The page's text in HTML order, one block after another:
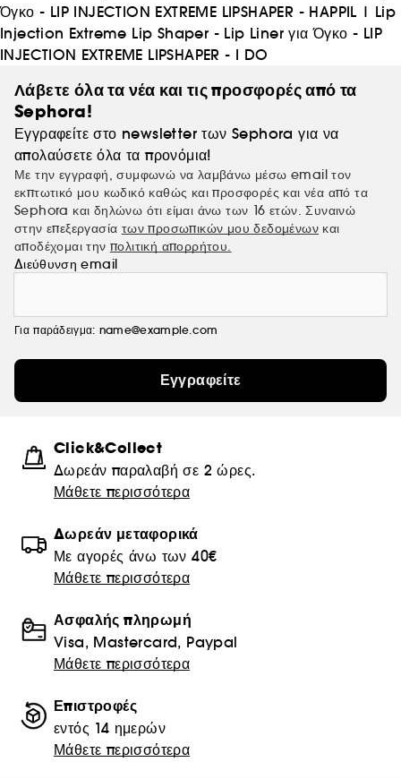
Όγκο - LIP INJECTION EXTREME LIPSHAPER - HAPPIL | Lip
Injection Extreme Lip Shaper - Lip Liner για Όγκο - LIP
INJECTION EXTREME LIPSHAPER - I DO
Λάβετε όλα τα νέα και τις προσφορές από τα
Sephora!
Εγγραφείτε στο newsletter των Sephora για να
απολαύσετε όλα τα προνόμια!
Με την εγγραφή, συμφωνώ να λαμβάνω μέσω email τον
εκπτωτικό μου κωδικό καθώς και προσφορές και νέα από τα
Sephora και δηλώνω ότι είμαι άνω των 16 ετών. Συναινώ
στην επεξεργασία των προσωπικών μου δεδομένων και
αποδέχομαι την πολιτική απορρήτου.
Διεύθυνση email
Για παράδειγμα: name@example.com
Εγγραφείτε
Click&Collect
Δωρεάν παραλαβή σε 2 ώρες.
Μάθετε περισσότερα
Δωρεάν μεταφορικά
Με αγορές άνω των 40€
Μάθετε περισσότερα
Ασφαλής πληρωμή
Visa, Mastercard, Paypal
Μάθετε περισσότερα
Επιστροφές
εντός 14 ημερών
Μάθετε περισσότερα